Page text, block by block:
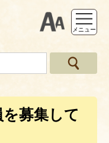
支援ツー
メニュー
募集して